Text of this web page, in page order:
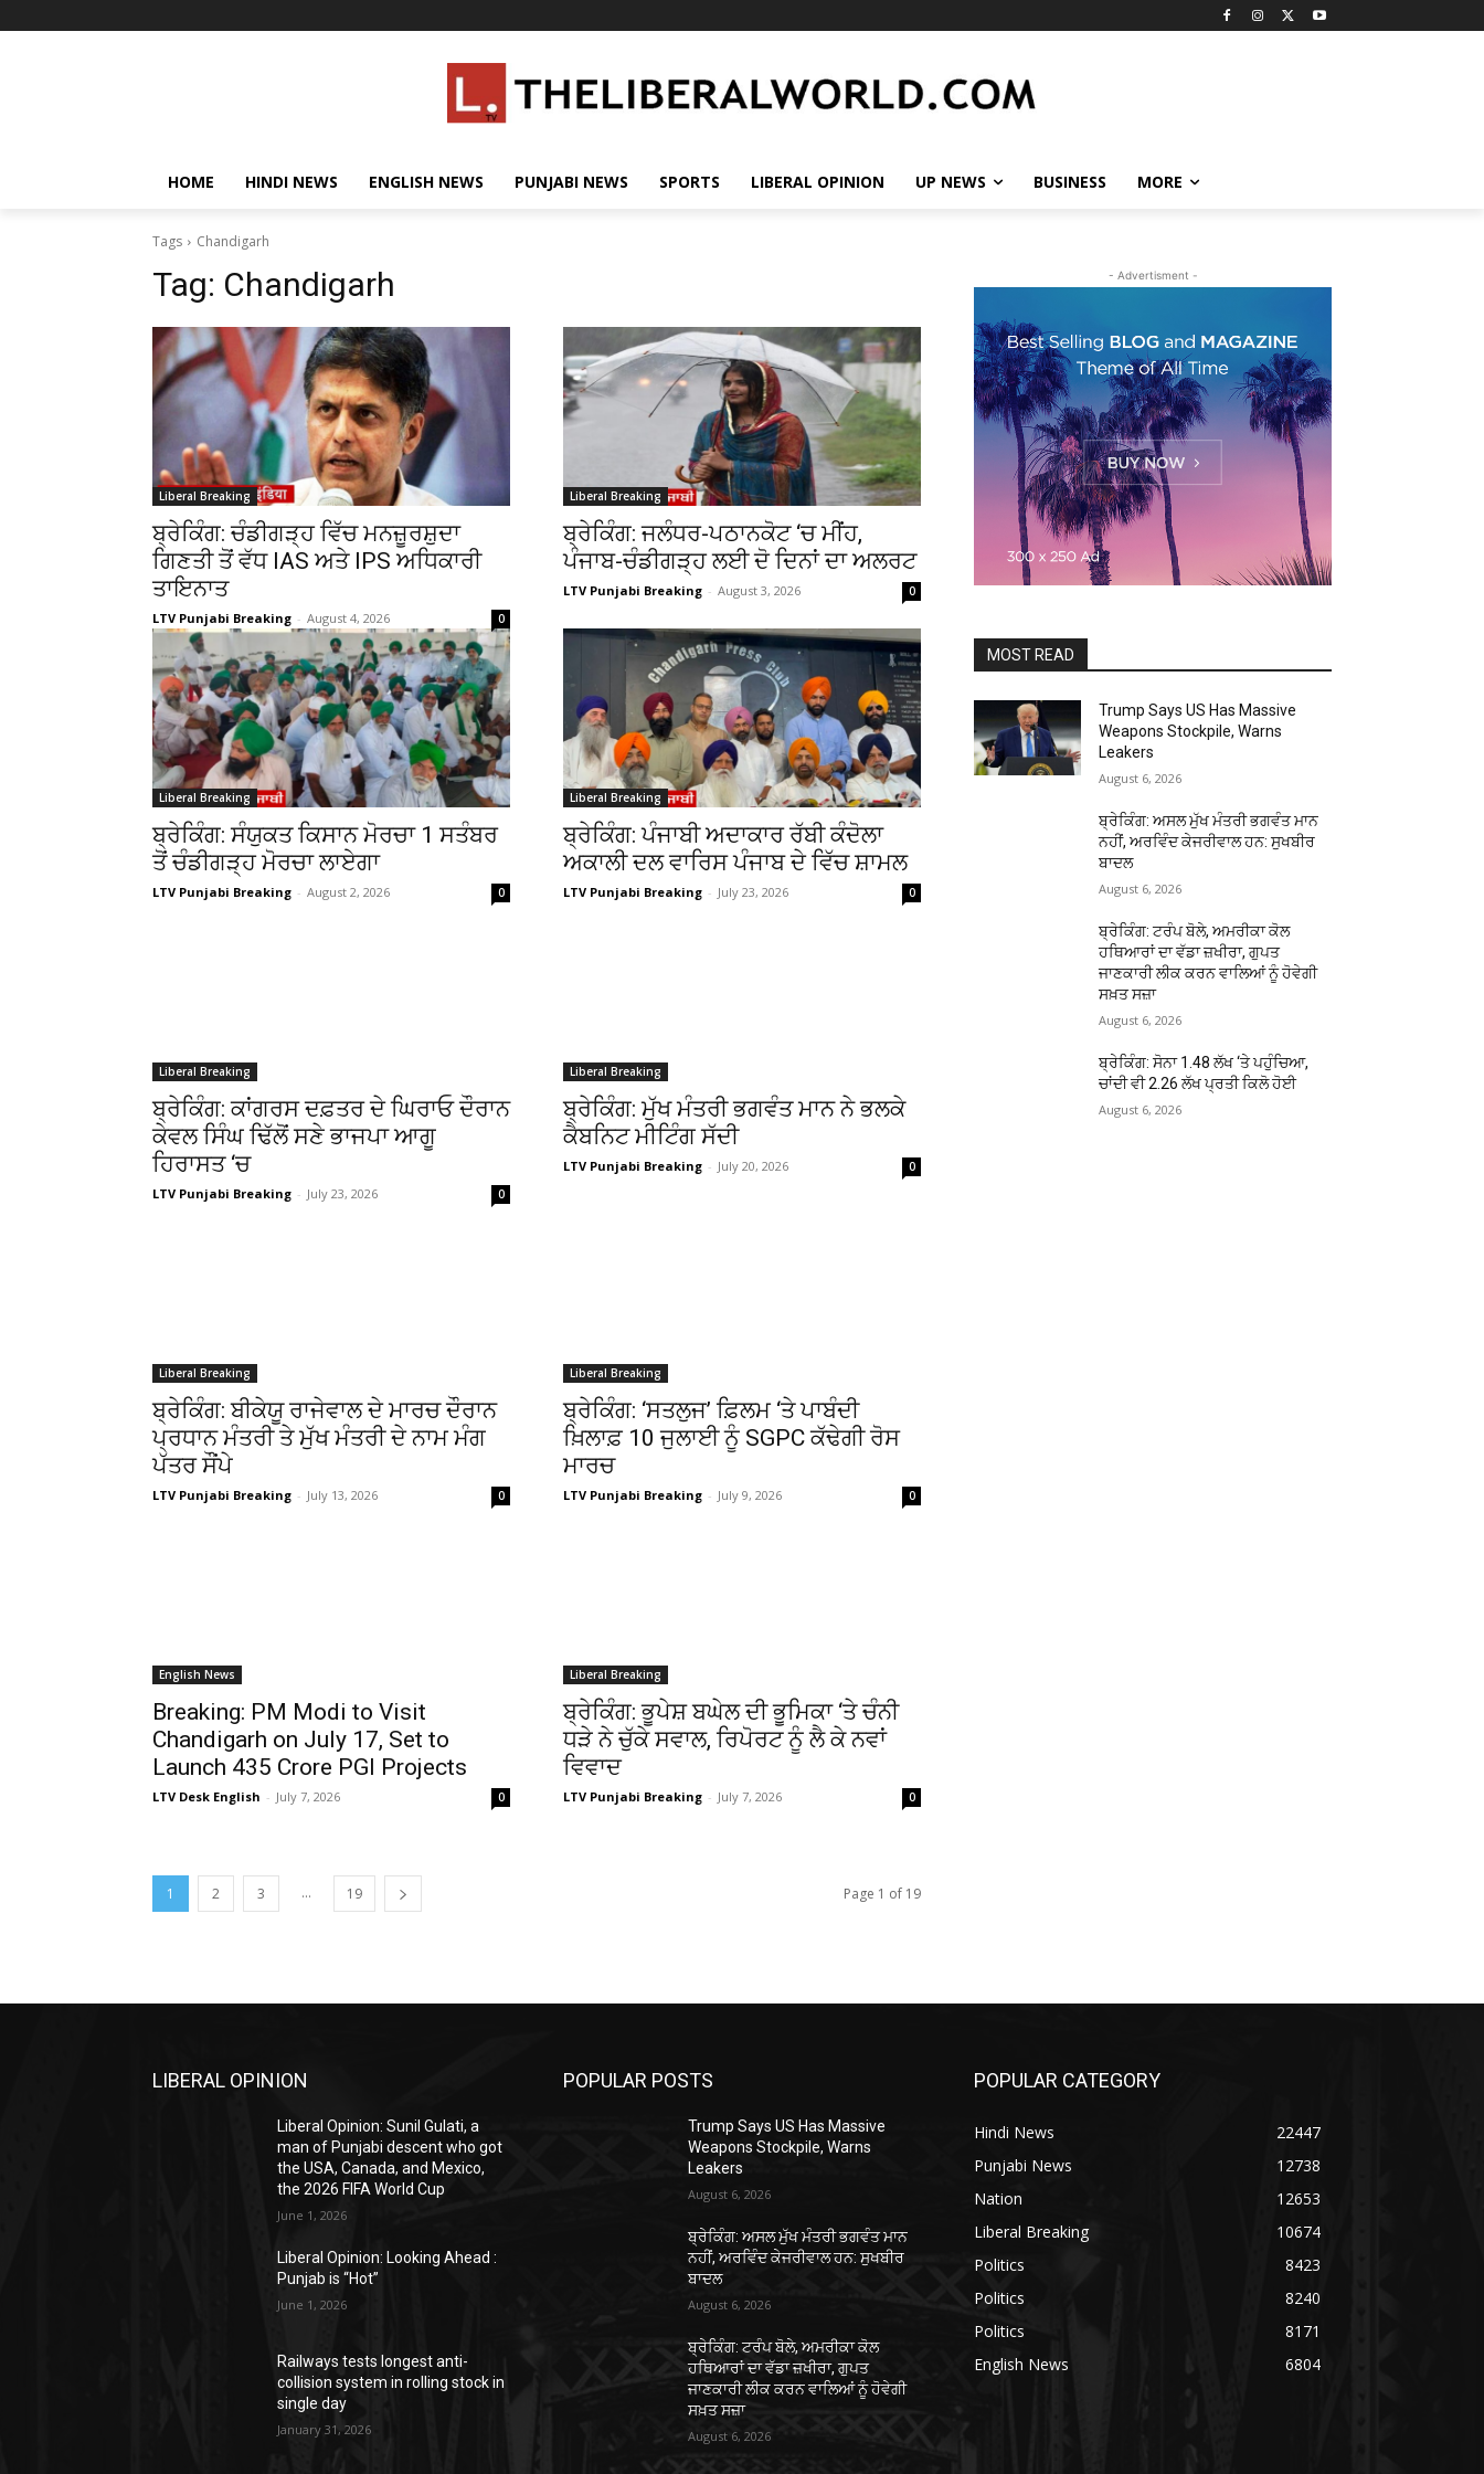
HOME HINDI NEWS ENGLISH NEWS PUNJABI NEWS SPORTS LIBERAL OPINION UP NEWS BUSINESS MORE
Tags Chandigarh
Tag: Chandigarh
Liberal Breaking
ਬ੍ਰੇਕਿੰਗ: ਚੰਡੀਗੜ੍ਹ ਵਿੱਚ ਮਨਜ਼ੂਰਸ਼ੁਦਾ
ਗਿਣਤੀ ਤੋਂ ਵੱਧ IAS ਅਤੇ IPS ਅਧਿਕਾਰੀ
ਤਾਇਨਾਤ
LTV Punjabi Breaking - August 4, 2026 0
Liberal Breaking
ਬ੍ਰੇਕਿੰਗ: ਜਲੰਧਰ-ਪਠਾਨਕੋਟ ‘ਚ ਮੀਂਹ,
ਪੰਜਾਬ-ਚੰਡੀਗੜ੍ਹ ਲਈ ਦੋ ਦਿਨਾਂ ਦਾ ਅਲਰਟ
LTV Punjabi Breaking - August 3, 2026 0
Liberal Breaking
ਬ੍ਰੇਕਿੰਗ: ਸੰਯੁਕਤ ਕਿਸਾਨ ਮੋਰਚਾ 1 ਸਤੰਬਰ
ਤੋਂ ਚੰਡੀਗੜ੍ਹ ਮੋਰਚਾ ਲਾਏਗਾ
LTV Punjabi Breaking - August 2, 2026 0
Liberal Breaking
ਬ੍ਰੇਕਿੰਗ: ਪੰਜਾਬੀ ਅਦਾਕਾਰ ਰੱਬੀ ਕੰਦੋਲਾ
ਅਕਾਲੀ ਦਲ ਵਾਰਿਸ ਪੰਜਾਬ ਦੇ ਵਿੱਚ ਸ਼ਾਮਲ
LTV Punjabi Breaking - July 23, 2026 0
Liberal Breaking
ਬ੍ਰੇਕਿੰਗ: ਕਾਂਗਰਸ ਦਫ਼ਤਰ ਦੇ ਘਿਰਾਓ ਦੌਰਾਨ
ਕੇਵਲ ਸਿੰਘ ਢਿੱਲੋਂ ਸਣੇ ਭਾਜਪਾ ਆਗੂ
ਹਿਰਾਸਤ ‘ਚ
LTV Punjabi Breaking - July 23, 2026 0
Liberal Breaking
ਬ੍ਰੇਕਿੰਗ: ਮੁੱਖ ਮੰਤਰੀ ਭਗਵੰਤ ਮਾਨ ਨੇ ਭਲਕੇ
ਕੈਬਨਿਟ ਮੀਟਿੰਗ ਸੱਦੀ
LTV Punjabi Breaking - July 20, 2026 0
Liberal Breaking
ਬ੍ਰੇਕਿੰਗ: ਬੀਕੇਯੂ ਰਾਜੇਵਾਲ ਦੇ ਮਾਰਚ ਦੌਰਾਨ
ਪ੍ਰਧਾਨ ਮੰਤਰੀ ਤੇ ਮੁੱਖ ਮੰਤਰੀ ਦੇ ਨਾਮ ਮੰਗ
ਪੱਤਰ ਸੌਂਪੇ
LTV Punjabi Breaking - July 13, 2026 0
Liberal Breaking
ਬ੍ਰੇਕਿੰਗ: ‘ਸਤਲੁਜ’ ਫ਼ਿਲਮ ‘ਤੇ ਪਾਬੰਦੀ
ਖ਼ਿਲਾਫ਼ 10 ਜੁਲਾਈ ਨੂੰ SGPC ਕੱਢੇਗੀ ਰੋਸ
ਮਾਰਚ
LTV Punjabi Breaking - July 9, 2026 0
English News
Breaking: PM Modi to Visit
Chandigarh on July 17, Set to
Launch ₹435 Crore PGI Projects
LTV Desk English - July 7, 2026 0
Liberal Breaking
ਬ੍ਰੇਕਿੰਗ: ਭੂਪੇਸ਼ ਬਘੇਲ ਦੀ ਭੂਮਿਕਾ ‘ਤੇ ਚੰਨੀ
ਧੜੇ ਨੇ ਚੁੱਕੇ ਸਵਾਲ, ਰਿਪੋਰਟ ਨੂੰ ਲੈ ਕੇ ਨਵਾਂ
ਵਿਵਾਦ
LTV Punjabi Breaking - July 7, 2026 0
1 2 3 ... 19 Page 1 of 19
- Advertisment -
MOST READ
Trump Says US Has Massive
Weapons Stockpile, Warns
Leakers
August 6, 2026
ਬ੍ਰੇਕਿੰਗ: ਅਸਲ ਮੁੱਖ ਮੰਤਰੀ ਭਗਵੰਤ ਮਾਨ
ਨਹੀਂ, ਅਰਵਿੰਦ ਕੇਜਰੀਵਾਲ ਹਨ: ਸੁਖਬੀਰ
ਬਾਦਲ
August 6, 2026
ਬ੍ਰੇਕਿੰਗ: ਟਰੰਪ ਬੋਲੇ, ਅਮਰੀਕਾ ਕੋਲ
ਹਥਿਆਰਾਂ ਦਾ ਵੱਡਾ ਜ਼ਖੀਰਾ, ਗੁਪਤ
ਜਾਣਕਾਰੀ ਲੀਕ ਕਰਨ ਵਾਲਿਆਂ ਨੂੰ ਹੋਵੇਗੀ
ਸਖ਼ਤ ਸਜ਼ਾ
August 6, 2026
ਬ੍ਰੇਕਿੰਗ: ਸੋਨਾ ₹1.48 ਲੱਖ ‘ਤੇ ਪਹੁੰਚਿਆ,
ਚਾਂਦੀ ਵੀ ₹2.26 ਲੱਖ ਪ੍ਰਤੀ ਕਿਲੋ ਹੋਈ
August 6, 2026
LIBERAL OPINION
Liberal Opinion: Sunil Gulati, a
man of Punjabi descent who got
the USA, Canada, and Mexico,
the 2026 FIFA World Cup
June 1, 2026
Liberal Opinion: Looking Ahead :
Punjab is “Hot”
June 1, 2026
Railways tests longest anti-
collision system in rolling stock in
single day
January 31, 2026
POPULAR POSTS
Trump Says US Has Massive
Weapons Stockpile, Warns
Leakers
August 6, 2026
ਬ੍ਰੇਕਿੰਗ: ਅਸਲ ਮੁੱਖ ਮੰਤਰੀ ਭਗਵੰਤ ਮਾਨ
ਨਹੀਂ, ਅਰਵਿੰਦ ਕੇਜਰੀਵਾਲ ਹਨ: ਸੁਖਬੀਰ
ਬਾਦਲ
August 6, 2026
ਬ੍ਰੇਕਿੰਗ: ਟਰੰਪ ਬੋਲੇ, ਅਮਰੀਕਾ ਕੋਲ
ਹਥਿਆਰਾਂ ਦਾ ਵੱਡਾ ਜ਼ਖੀਰਾ, ਗੁਪਤ
ਜਾਣਕਾਰੀ ਲੀਕ ਕਰਨ ਵਾਲਿਆਂ ਨੂੰ ਹੋਵੇਗੀ
ਸਖ਼ਤ ਸਜ਼ਾ
August 6, 2026
POPULAR CATEGORY
Hindi News
22447
Punjabi News
12738
Nation
12653
Liberal Breaking
10674
Politics
8423
Politics
8240
Politics
8171
English News
6804